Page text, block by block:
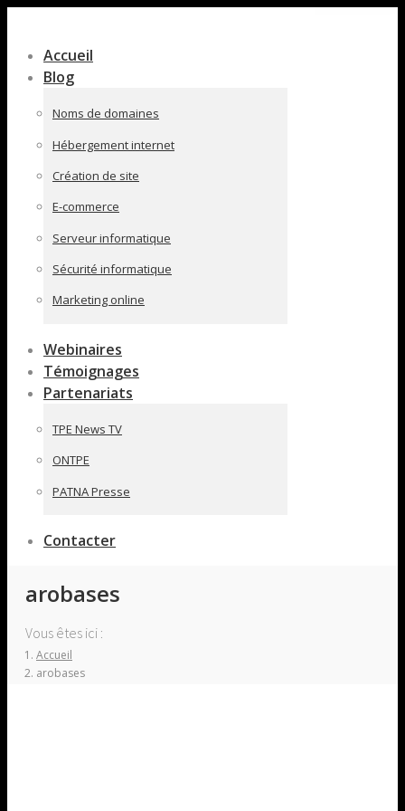
pleine
largeur
Accueil
Blog
Noms de domaines
Hébergement internet
Création de site
E-commerce
Serveur informatique
Sécurité informatique
Marketing online
Webinaires
Témoignages
Partenariats
TPE News TV
ONTPE
PATNA Presse
Contacter
arobases
Vous êtes ici :
Accueil
arobases